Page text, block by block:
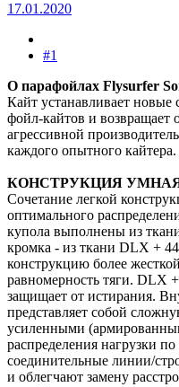
17.01.2020
#1
О парафойлах Flysurfer
Кайт устанавливает
фойл-кайтов и возвращает
агрессивной
каждого опытного кайтера.
КОНСТРУКЦИЯ
Сочетание легкой
оптимального
купола выполнены из
кромка - из ткани DLX +
конструкцию более
равномерность тяги. DLX
защищает от истирания.
представляет собой
усиленными
распределения нагрузки
соединительные линии/
и облегчают замену